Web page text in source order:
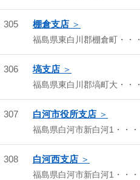
305 棚倉支店
福島県東白川郡棚倉町・・・
306 塙支店
福島県東白川郡塙町大・・・
307 白河市役所支店
福島県白河市新白河1・・・
308 白河西支店
福島県白河市新白河1・・・